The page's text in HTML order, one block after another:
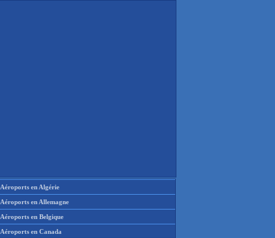
Aéroports en Algérie
Aéroports en Allemagne
Aéroports en Belgique
Aéroports en Canada